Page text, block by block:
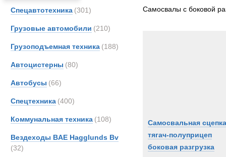
Спецавтотехника (301)
Грузовые автомобили (210)
Грузоподъемная техника (188)
Автоцистерны (80)
Автобусы (66)
Спецтехника (400)
Коммунальная техника (108)
Вездеходы BAE Hagglunds Bv
(32)
FAUN
Самосвалы с боковой
Самосвальная сцепка
тягач-полуприцеп
боковая разгрузка